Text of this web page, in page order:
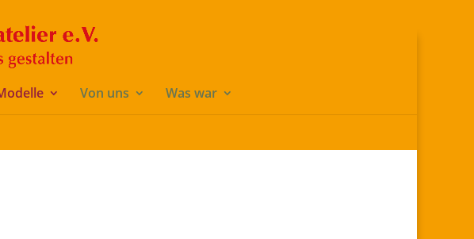
di-basis/includes/builder/functions.php
Von uns Was war